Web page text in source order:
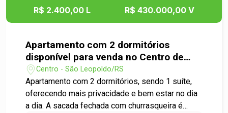
R$ 2.400,00 L R$ 430.000,00 V
Apartamento com 2 dormitórios
disponível para venda no Centro de
São Leopoldo
Centro - São Leopoldo/RS
Apartamento com 2 dormitórios, sendo 1 suíte,
oferecendo mais privacidade e bem estar no dia
a dia. A sacada fechada com churrasqueira é